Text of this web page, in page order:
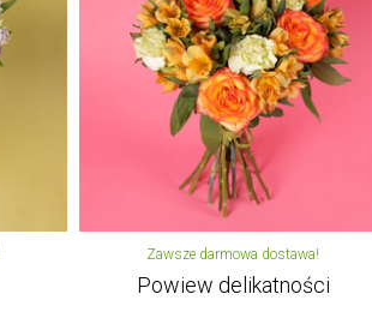
Zawsze darmowa dostawa!
Powiew delikatności